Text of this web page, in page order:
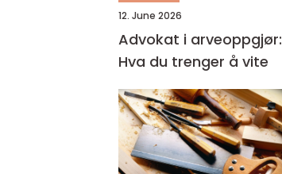
12. June 2026
Advokat i arveoppgjør:
Hva du trenger å vite